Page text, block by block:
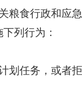
食行政和应急
列行为：
划任务，或者